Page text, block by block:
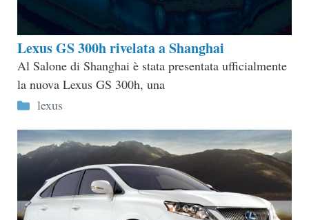
Lexus GS 300h rivelata a Shanghai
Al Salone di Shanghai è stata presentata ufficialmente
la nuova Lexus GS 300h, una
Categorie
lexus